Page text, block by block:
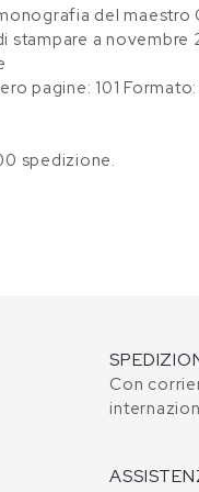
del maestro
stampare a novembre
pagine: 101
spedizione.
Con